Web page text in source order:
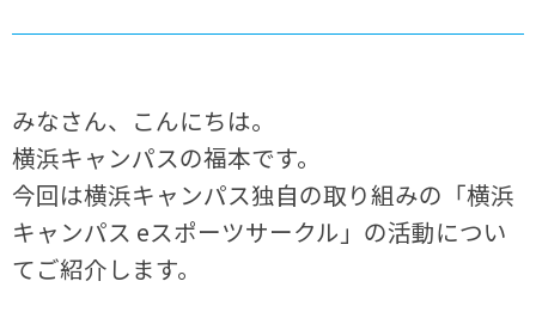
みなさん、こんにちは。
横浜キャンパスの福本です。
今回は横浜キャンパス独自の取り組みの「横浜
キャンパス eスポーツサークル」の活動につい
てご紹介します。